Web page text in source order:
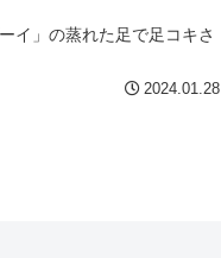
イ」の蒸れた足で足コキさ
2024.01.28